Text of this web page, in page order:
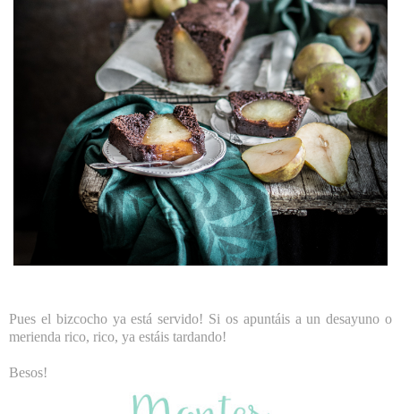
Pues el bizcocho ya está servido! Si os apuntáis a un desayuno o
merienda rico, rico, ya estáis tardando!
Besos!